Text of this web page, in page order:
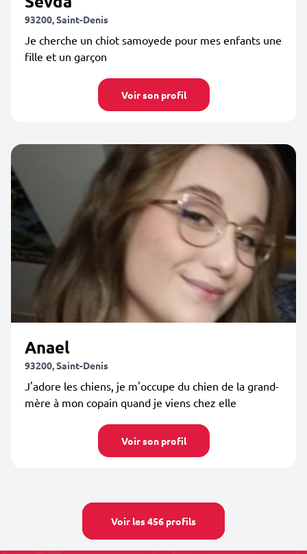
93200, Saint-Denis
Je cherche un chiot samoyede pour mes enfants une
fille et un garçon
Voir son profil
Anael
93200, Saint-Denis
J'adore les chiens, je m'occupe du chien de la grand-
mère à mon copain quand je viens chez elle
Voir son profil
Voir les 456 profils